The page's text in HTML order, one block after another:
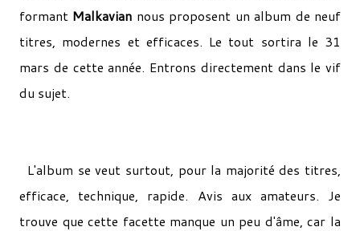
formant Malkavian nous proposent un album de neuf
titres, modernes et efficaces. Le tout sortira le 31
mars de cette année. Entrons directement dans le vif
du sujet.
L'album se veut surtout, pour la majorité des titres,
efficace, technique, rapide. Avis aux amateurs. Je
trouve que cette facette manque un peu d'âme, car la